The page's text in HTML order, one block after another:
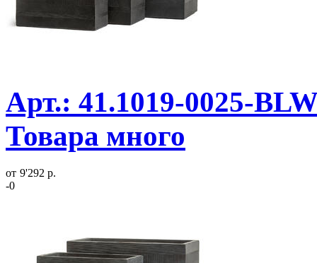
Арт.: 41.1019-0025-
Товара много
от 9'292 р.
-0